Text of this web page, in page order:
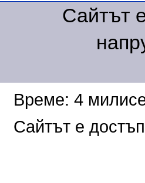
Сайтът
Време: 4
Сайтът е